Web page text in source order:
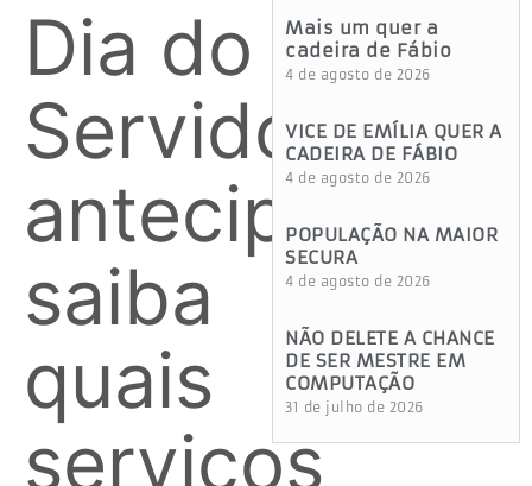
Dia do
Servidor
antecipado:
saiba
quais
serviços
Mais um quer a
cadeira de Fábio
4 de agosto de 2026
VICE DE EMÍLIA QUER A
CADEIRA DE FÁBIO
4 de agosto de 2026
POPULAÇÃO NA MAIOR
SECURA
4 de agosto de 2026
NÃO DELETE A CHANCE
DE SER MESTRE EM
COMPUTAÇÃO
31 de julho de 2026